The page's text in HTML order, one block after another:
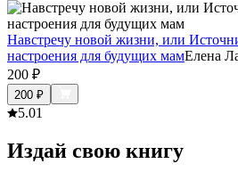
Навстречу новой жизни, или
настроения для будущих мамЕлена
200 ₽
200 ₽
5.01
Издай свою книгу